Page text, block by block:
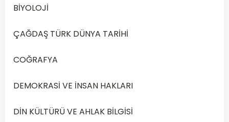
Sınav
Online
Açık
Lisesi’nde
İşletme
BİYOLOJİ
ÇAĞDAŞ TÜRK DÜNYA TARİHİ
COĞRAFYA
DEMOKRASİ VE İNSAN HAKLARI
DİN KÜLTÜRÜ VE AHLAK BİLGİSİ